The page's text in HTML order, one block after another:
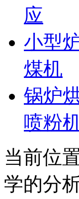
应
小型
煤机
锅炉
喷粉
当前位
学的分